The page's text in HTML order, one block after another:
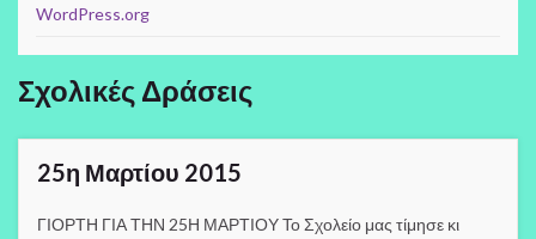
WordPress.org
Σχολικές Δράσεις
25η Μαρτίου 2015
ΓΙΟΡΤΗ ΓΙΑ ΤΗΝ 25Η ΜΑΡΤΙΟΥ Το Σχολείο μας τίμησε κι